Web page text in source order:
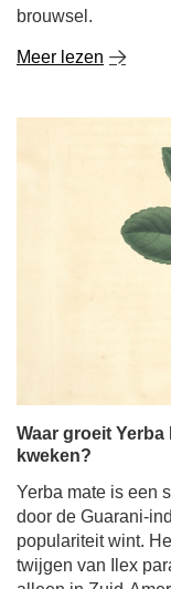
brouwsel.
Meer lezen
Waar groeit
kweken?
Yerba mate is een
door de Guarani-
populariteit wint.
twijgen van Ilex